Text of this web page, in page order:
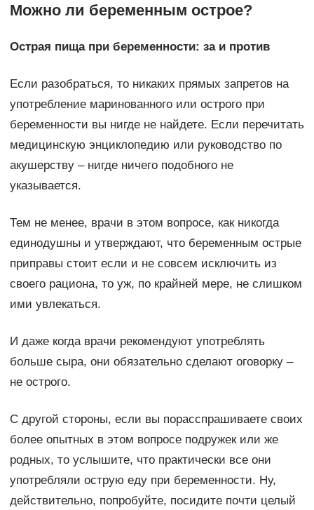
Можно ли беременным острое?
Острая пища при беременности: за и против
Если разобраться, то никаких прямых запретов на
употребление маринованного или острого при
беременности вы нигде не найдете. Если перечитать
медицинскую энциклопедию или руководство по
акушерству – нигде ничего подобного не
указывается.
Тем не менее, врачи в этом вопросе, как никогда
единодушны и утверждают, что беременным острые
приправы стоит если и не совсем исключить из
своего рациона, то уж, по крайней мере, не слишком
ими увлекаться.
И даже когда врачи рекомендуют употреблять
больше сыра, они обязательно сделают оговорку –
не острого.
С другой стороны, если вы порасспрашиваете своих
более опытных в этом вопросе подружек или же
родных, то услышите, что практически все они
употребляли острую еду при беременности. Ну,
действительно, попробуйте, посидите почти целый